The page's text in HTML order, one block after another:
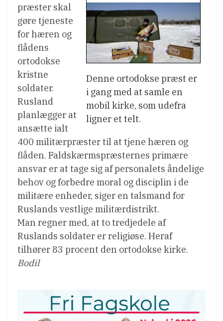
Denne ortodokse præst er
i gang med at samle en
mobil kirke, som udefra
ligner et telt.
præster skal
gøre tjeneste
for hæren og
flådens
ortodokse
kristne
soldater.
Rusland
planlægger at
ansætte ialt
400 militærpræster til at tjene hæren og
flåden. Faldskærmspræsternes primære
ansvar er at tage sig af personalets åndelige
behov og forbedre moral og disciplin i de
militære enheder, siger en talsmand for
Ruslands vestlige militærdistrikt.
Man regner med, at to tredjedele af
Ruslands soldater er religiøse. Heraf
tilhører 83 procent den ortodokse kirke.
Bodil